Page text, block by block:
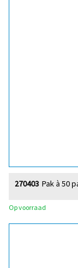
Pak à 50
270403
Op voorraad